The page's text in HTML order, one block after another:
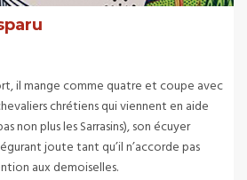
il mange comme quatre et coupe avec
chrétiens qui viennent en aide
non plus les Sarrasins), son écuyer
joute tant qu’il n’accorde pas
aux demoiselles.